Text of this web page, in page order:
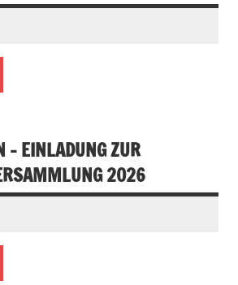
– EINLADUNG ZUR
2026